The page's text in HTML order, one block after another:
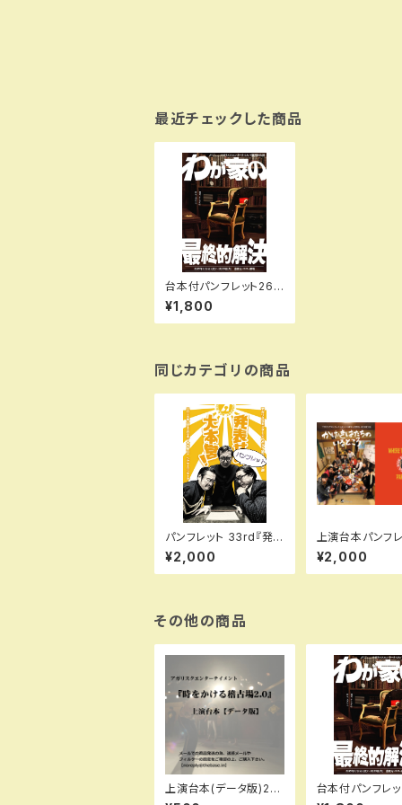
最近チェックした商品
台本付パンフレット26t
h 『わが家の最終的解
決 』
¥1,800
同じカテゴリの商品
パンフレット 33rd『発
表せよ！大本営！』（再
演）
¥2,000
上演台本パンフ
(製本版)28th『
はたちのいるとこ
（舞台版のみ）
¥2,000
その他の商品
上演台本(データ版)23t
h『時をかける稽古場2.
台本付パンフレ
h 『わが家の最